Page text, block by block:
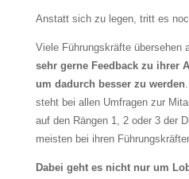
Anstatt sich zu legen, tritt es
Viele Führungskräfte übersehen
sehr gerne Feedback zu ihrer
um dadurch besser zu werden
steht bei allen Umfragen zur
auf den Rängen 1, 2 oder 3 der
meisten bei ihren
Dabei geht es nicht nur um